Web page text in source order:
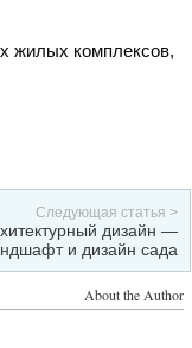
жилых комплексов,
Следующая статья >
дизайн —
и дизайн сада
About the Author